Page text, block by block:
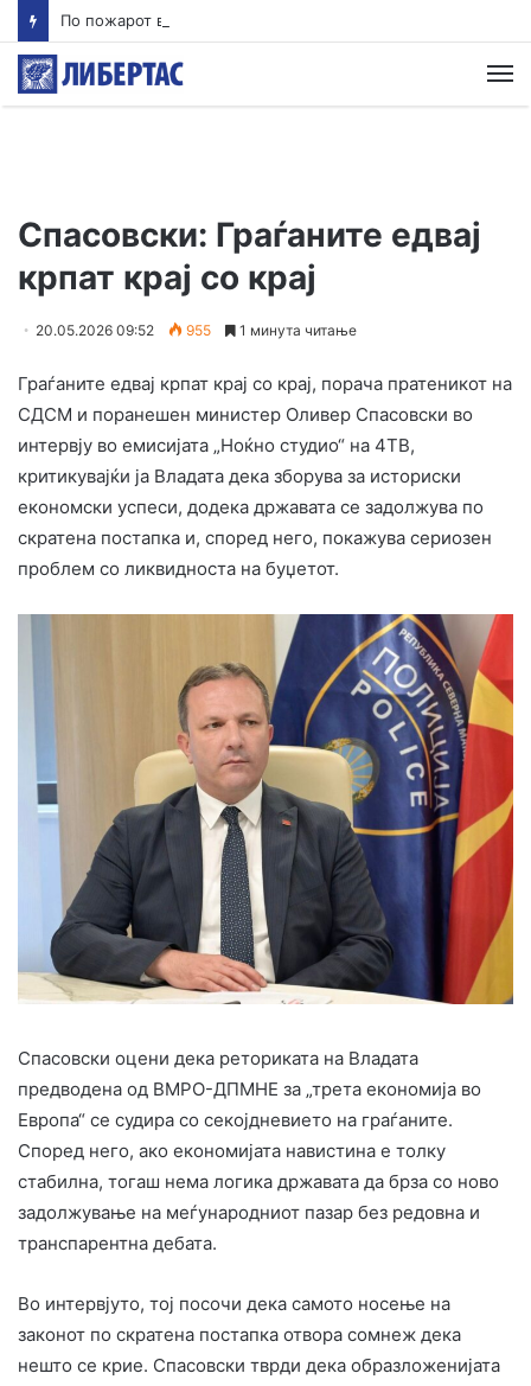
Спасовски: Граѓаните едвај
крпат крај со крај
20.05.2026 09:52 955 1 минута читање
Граѓаните едвај крпат крај со крај, порача пратеникот на
СДСМ и поранешен министер Оливер Спасовски во
интервју во емисијата „Ноќно студио“ на 4ТВ,
критикувајќи ја Владата дека зборува за историски
економски успеси, додека државата се задолжува по
скратена постапка и, според него, покажува сериозен
проблем со ликвидноста на буџетот.
Спасовски оцени дека реториката на Владата
предводена од ВМРО-ДПМНЕ за „трета економија во
Европа“ се судира со секојдневието на граѓаните.
Според него, ако економијата навистина е толку
стабилна, тогаш нема логика државата да брза со ново
задолжување на меѓународниот пазар без редовна и
транспарентна дебата.
Во интервјуто, тој посочи дека самото носење на
законот по скратена постапка отвора сомнеж дека
нешто се крие. Спасовски тврди дека образложенијата